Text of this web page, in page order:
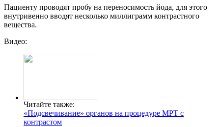
Пациенту проводят пробу на переносимость йода, для этого
внутривенно вводят несколько миллиграмм контрастного
вещества.
Видео:
Читайте также:
«Подсвечивание» органов на процедуре МРТ с
контрастом